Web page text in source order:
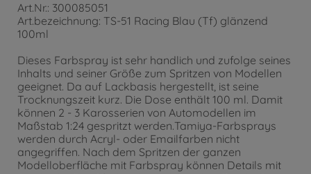
Art.Nr.: 300085051
Art.bezeichnung: TS-51 Racing Blau (Tf) glänzend
100ml
Dieses Farbspray ist sehr handlich und zufolge seines
Inhalts und seiner Größe zum Spritzen von Modellen
geeignet. Da auf Lackbasis hergestellt, ist seine
Trocknungszeit kurz. Die Dose enthält 100 ml. Damit
können 2 - 3 Karosserien von Automodellen im
Maßstab 1:24 gespritzt werden.Tamiya-Farbsprays
werden durch Acryl- oder Emailfarben nicht
angegriffen. Nach dem Spritzen der ganzen
Modelloberfläche mit Farbspray können Details mit